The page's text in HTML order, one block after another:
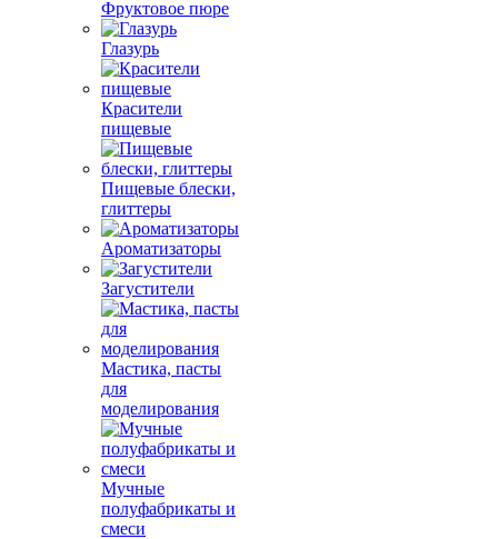
Фруктовое пюре
Глазурь
Красители
пищевые
Пищевые блески,
глиттеры
Ароматизаторы
Загустители
Мастика, пасты
для
моделирования
Мучные
полуфабрикаты и
смеси